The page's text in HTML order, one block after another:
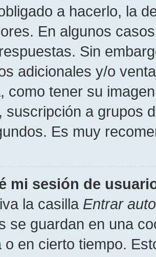
a hacerlo, la
En algunos
Sin
adicionales y/o
como tener su
suscripción a grupos
Es muy
mi sesión de
la casilla Entrar
se guardan en una
o en cierto tiempo.